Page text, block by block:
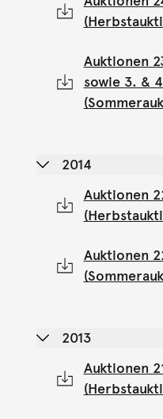
Auktionen
sowie 3. &
2014
Auktionen
Auktionen
2013
Auktionen